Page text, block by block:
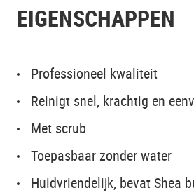
EIGENSCHAPPEN
Professioneel kwaliteit
Reinigt snel, krachtig en
Met scrub
Toepasbaar zonder water
Huidvriendelijk, bevat Shea